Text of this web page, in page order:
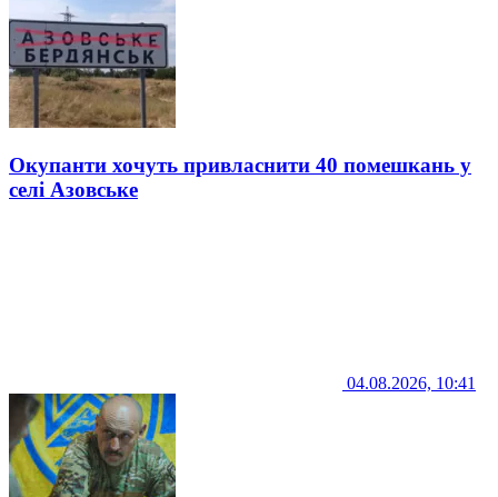
Окупанти хочуть привласнити 40 помешкань у
селі Азовське
04.08.2026, 10:41